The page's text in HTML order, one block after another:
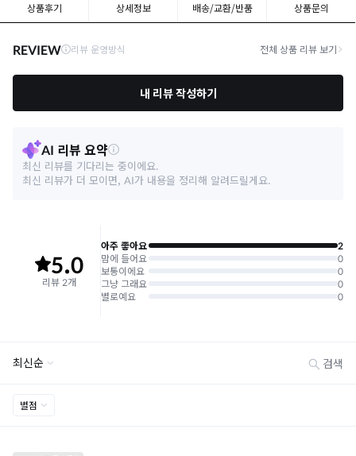
상품후기 상세정보 배송/교환/반품 상품문의